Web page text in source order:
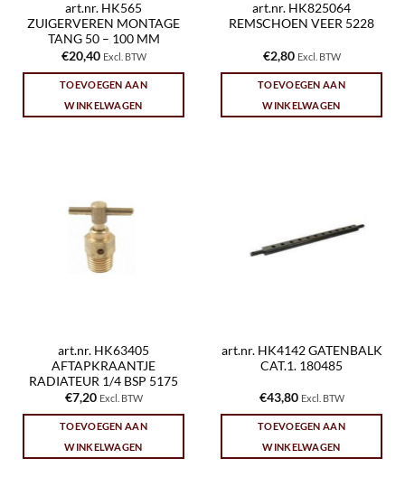
art.nr. HK565
ZUIGERVEREN MONTAGE
TANG 50 – 100 MM
€20,40 Excl. BTW
TOEVOEGEN AAN
WINKELWAGEN
art.nr. HK825064
REMSCHOEN VEER 5228
€2,80 Excl. BTW
TOEVOEGEN AAN
WINKELWAGEN
art.nr. HK63405
AFTAPKRAANTJE
RADIATEUR 1/4 BSP 5175
€7,20 Excl. BTW
TOEVOEGEN AAN
WINKELWAGEN
art.nr. HK4142 GATENBALK
CAT.1. 180485
€43,80 Excl. BTW
TOEVOEGEN AAN
WINKELWAGEN